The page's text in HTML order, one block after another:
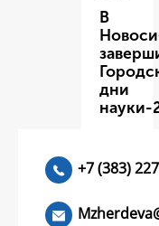
В
дни
науки-
+7 (383)